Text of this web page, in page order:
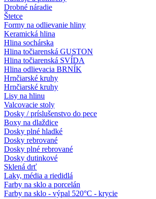
Drobné náradie
Štetce
Formy na odlievanie hliny
Keramická hlina
Hlina sochárska
Hlina točiarenská GUSTON
Hlina točiarenská SVÍDA
Hlina odlievacia BRNÍK
Hrnčiarské kruhy
Hrnčiarské kruhy
Lisy na hlinu
Valcovacie stoly
Dosky / príslušenstvo do pece
Boxy na dlaždice
Dosky plné hladké
Dosky rebrované
Dosky plné rebrované
Dosky dutinkové
Sklená drť
Laky, média a riedidlá
Farby na sklo a porcelán
Farby na sklo - výpal 520°C - krycie